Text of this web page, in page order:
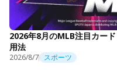
2026年8月のMLB注目カー
用法
2026/8/7 スポーツ